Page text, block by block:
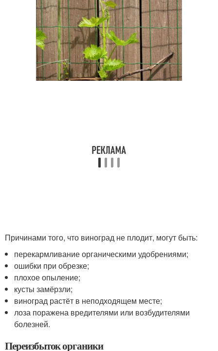
Причинами того, что виноград не плодит, могут быть:
перекармливание органическими удобрениями;
ошибки при обрезке;
плохое опыление;
кусты замёрзли;
виноград растёт в неподходящем месте;
лоза поражена вредителями или возбудителями
болезней.
Переизбыток органики